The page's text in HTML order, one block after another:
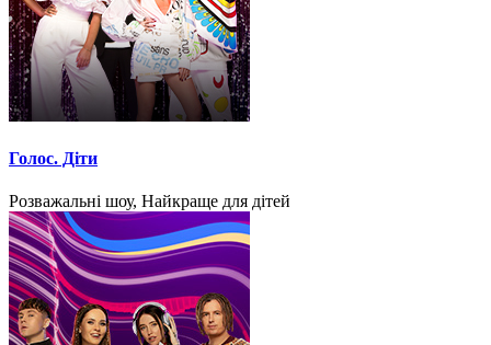
Голос. Діти
Розважальні шоу, Найкраще для дітей